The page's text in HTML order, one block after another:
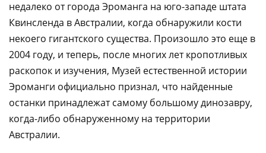
недалеко от города Эроманга на юго-западе штата
Квинсленда в Австралии, когда обнаружили кости
некоего гигантского существа. Произошло это еще в
2004 году, и теперь, после многих лет кропотливых
раскопок и изучения, Музей естественной истории
Эроманги официально признал, что найденные
останки принадлежат самому большому динозавру,
когда-либо обнаруженному на территории
Австралии.